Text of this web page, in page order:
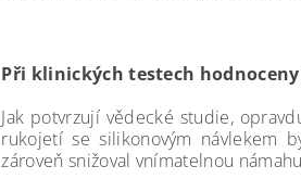
Při klinických testech
Jak potvrzují vědecké studie,
rukojetí se silikonovým návlekem
zároveň snižoval vnímatelnou